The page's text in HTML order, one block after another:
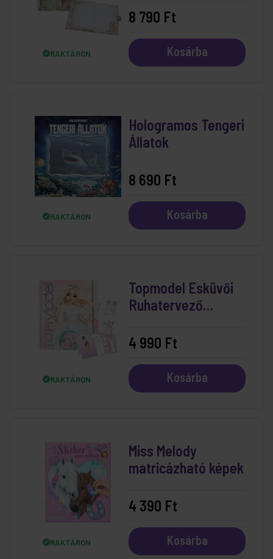
RAKTÁRON
Feeling
8 790 Ft
Kosárba
RAKTÁRON
Hologramos Tengeri
Állatok
8 690 Ft
Kosárba
RAKTÁRON
Topmodel Esküvői
Ruhatervező
4 990 Ft
Kosárba
RAKTÁRON
Miss Melody
matricázható képek
4 390 Ft
Kosárba